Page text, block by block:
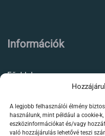
A legjobb felhasználói élmény
használunk, mint például a cookie-
eszközinformációkat és/vagy
való hozzájárulás lehetővé teszi
Információk
Főoldal
Élőállat kereskedés
Forgalmazott termékeink